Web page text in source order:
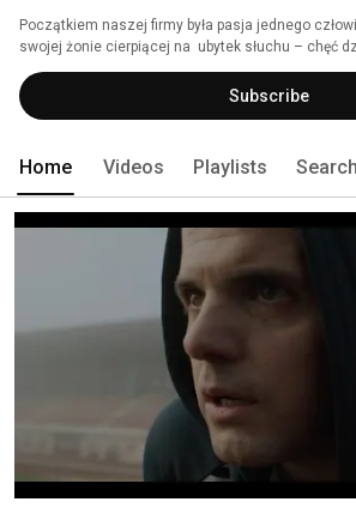
Początkiem naszej firmy była pasja jednego
swojej żonie cierpiącej na  ubytek słuchu – chęć
związku z utratą słuchu Camilli i wprowadzenia
życiu - kontynuowana przez ich syna Williama.
Subscribe
Home Videos Playlists Search